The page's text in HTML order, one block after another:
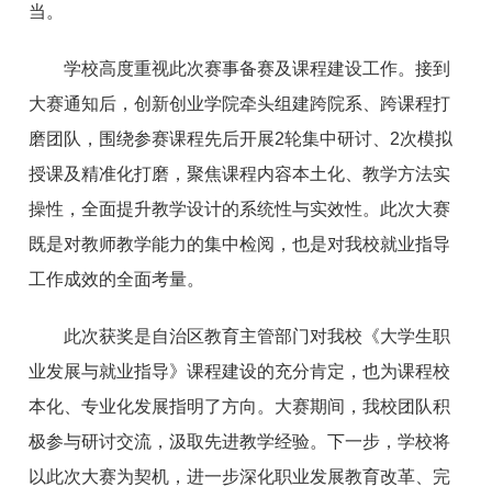
当。
学校高度重视此次赛事备赛及课程建设工作。接到
大赛通知后，创新创业学院牵头组建跨院系、跨课程打
磨团队，围绕参赛课程先后开展2轮集中研讨、2次模拟
授课及精准化打磨，聚焦课程内容本土化、教学方法实
操性，全面提升教学设计的系统性与实效性。此次大赛
既是对教师教学能力的集中检阅，也是对我校就业指导
工作成效的全面考量。
此次获奖是自治区教育主管部门对我校《大学生职
业发展与就业指导》课程建设的充分肯定，也为课程校
本化、专业化发展指明了方向。大赛期间，我校团队积
极参与研讨交流，汲取先进教学经验。下一步，学校将
以此次大赛为契机，进一步深化职业发展教育改革、完